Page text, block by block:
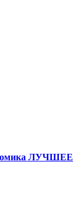
Комика ЛУЧШЕЕ